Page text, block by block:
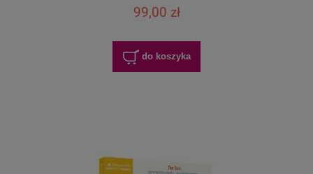
99,00 zł
do koszyka